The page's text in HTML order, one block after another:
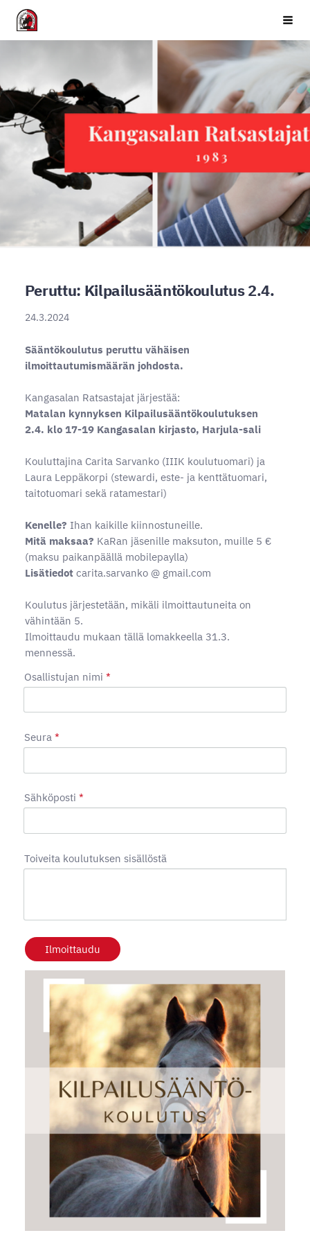
Siirry
sivun
Kangasalan Ratsastajat ry
Peruttu: Kilpailusääntökoulutus 2.4.
24.3.2024
Sääntökoulutus peruttu vähäisen
ilmoittautumismäärän johdosta.
Kangasalan Ratsastajat järjestää:
Matalan kynnyksen Kilpailusääntökoulutuksen
2.4. klo 17-19 Kangasalan kirjasto, Harjula-sali
Kouluttajina Carita Sarvanko (IIIK koulutuomari) ja
Laura Leppäkorpi (stewardi, este- ja kenttätuomari,
taitotuomari sekä ratamestari)
Kenelle? Ihan kaikille kiinnostuneille.
Mitä maksaa? KaRan jäsenille maksuton, muille 5 €
(maksu paikanpäällä mobilepaylla)
Lisätiedotcarita.sarvanko @ gmail.com
Koulutus järjestetään, mikäli ilmoittautuneita on
vähintään 5.
Ilmoittaudu mukaan tällä lomakkeella 31.3.
mennessä.
Osallistujan nimi *
Seura *
Sähköposti *
Toiveita koulutuksen sisällöstä
Ilmoittaudu